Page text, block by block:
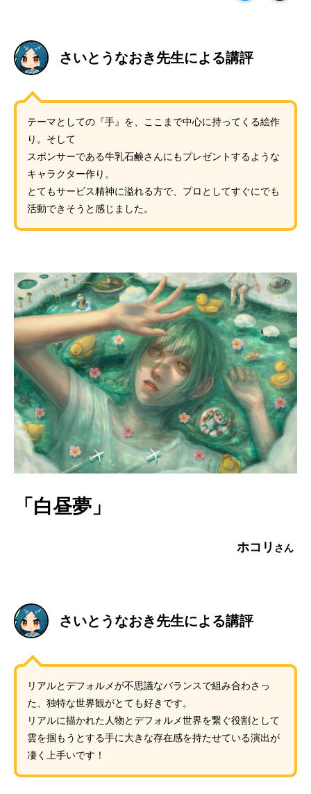
さいとうなおき先生による講評
テーマとしての『手』を、ここまで中心に持ってくる絵作
り。そして
スポンサーである牛乳石鹸さんにもプレゼントするような
キャラクター作り。
とてもサービス精神に溢れる方で、プロとしてすぐにでも
活動できそうと感じました。
「白昼夢」
ホコリ
さいとうなおき先生による講評
リアルとデフォルメが不思議なバランスで組み合わさっ
た、独特な世界観がとても好きです。
リアルに描かれた人物とデフォルメ世界を繋ぐ役割として
雲を掴もうとする手に大きな存在感を持たせている演出が
凄く上手いです！